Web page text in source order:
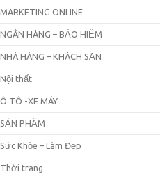
MARKETING ONLINE
NGÂN HÀNG – BẢO HIỂM
NHÀ HÀNG – KHÁCH SẠN
Nội thất
Ô TÔ -XE MÁY
SẢN PHẨM
Sức Khỏe – Làm Đẹp
Thời trang